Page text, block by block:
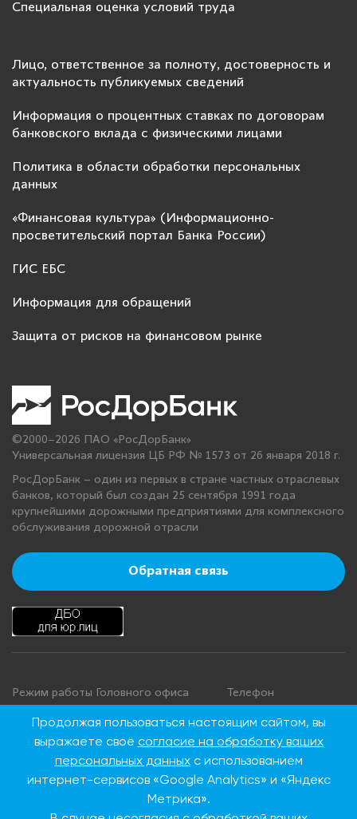
Специальная оценка условий труда
Лицо, ответственное за полноту, достоверность и
актуальность публикуемых сведений
Информация о процентных ставках по договорам
банковского вклада с физическими лицами
Политика в области обработки персональных
данных
«Финансовая культура» (Информационно-
просветительский портал Банка России)
ГИС ЕБС
Информация для обращений
Защита от рисков на финансовом рынке
©2000–2026 ПАО «РосДорБанк»
Универсальная лицензия ЦБ РФ № 1573 от 26 января 2018 г.
РосДорБанк – один из первых в стране частных отраслевых
банков, который был создан 25 сентября 1991 года
крупнейшими дорожными предприятиями для комплексного
обслуживания дорожной отрасли
Обратная связь
Режим работы Головного офиса
Понедельник - четверг: с 9:00 до
18:00
Суббота, воскресенье: выходные
Телефон
+7 495 276 00 22
8 800 100 00 22
России)
Продолжая пользоваться настоящим сайтом, вы
выражаете своё согласие на обработку ваших
персональных данныхс использованием
интернет-сервисов «Google Analytics» и «Яндекс
Метрика».